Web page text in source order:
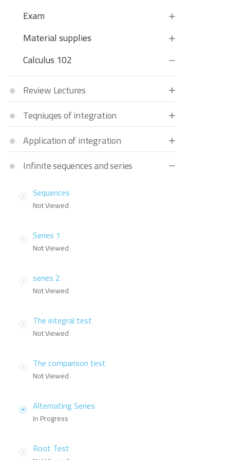
Exam
Material supplies
Calculus 102
Review Lectures
Teqniuqes of integration
Application of integration
Infinite sequences and series
Sequences
Not Viewed
Series 1
Not Viewed
series 2
Not Viewed
The integral test
Not Viewed
The comparison test
Not Viewed
Alternating Series
In Progress
Root Test